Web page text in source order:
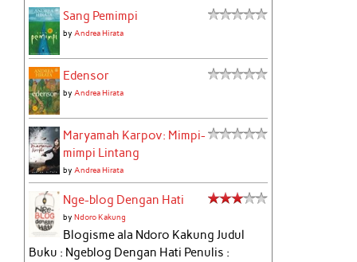
Sang Pemimpi
byAndrea Hirata
Edensor
byAndrea Hirata
Maryamah Karpov: Mimpi-
mimpi Lintang
byAndrea Hirata
Nge-blog Dengan Hati
byNdoro Kakung
Blogisme ala Ndoro Kakung Judul
Buku : Ngeblog Dengan Hati Penulis :